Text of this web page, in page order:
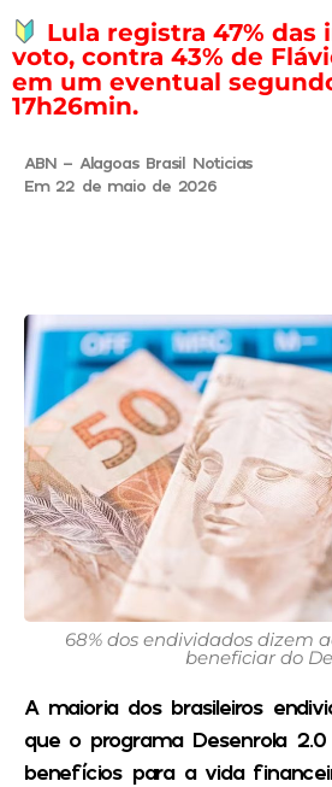
Lula registra 47% das
voto, contra 43% de
em um eventual
17h26min.
ABN - Alagoas Brasil Noticias
Em 22 de maio de 2026
68% dos endividados dizem
beneficiar do
A maioria dos brasileiros
que o programa Desenrola
benefícios para a vida